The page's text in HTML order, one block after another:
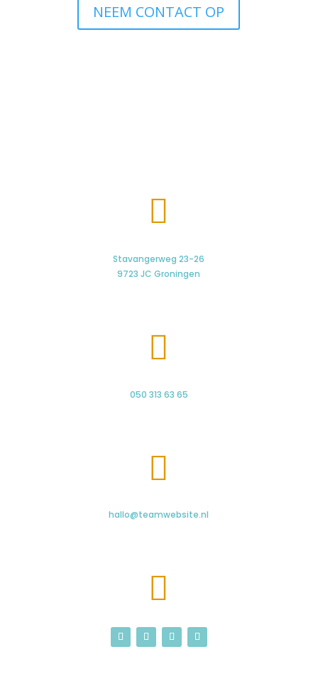
NEEM CONTACT OP

Stavangerweg 23-26
9723 JC Groningen

050 313 63 65

hallo@teamwebsite.nl
